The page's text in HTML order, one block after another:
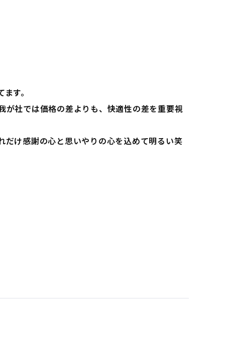
す。
が社では価格の差よりも、快適性の差を重要視
け感謝の心と思いやりの心を込めて明るい笑